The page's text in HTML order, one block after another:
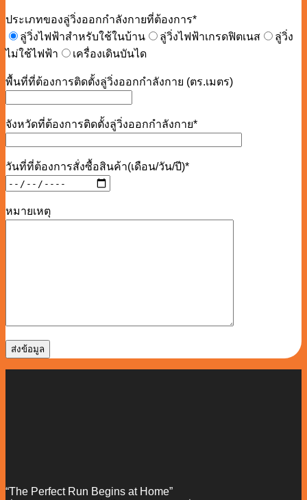
ประเภทของลู่วิ่งออกกำลังกายที่ต้องการ*
ลู่วิ่งไฟฟ้าสำหรับใช้ในบ้าน
ลู่วิ่งไฟฟ้าเกรดฟิตเนส
ลู่วิ่ง
ไม่ใช้ไฟฟ้า
เครื่องเดินบันได
พื้นที่ที่ต้องการติดตั้งลู่วิ่งออกกำลังกาย (ตร.เมตร)
จังหวัดที่ต้องการติดตั้งลู่วิ่งออกกำลังกาย*
วันที่ที่ต้องการสั่งซื้อสินค้า(เดือน/วัน/ปี)*
หมายเหตุ
“The Perfect Run Begins at Home”